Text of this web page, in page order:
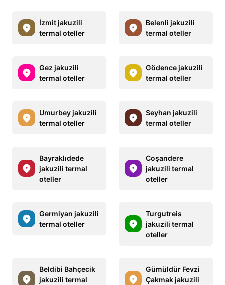
İzmit jakuzili
termal oteller
Belenli jakuzili
termal oteller
Gez jakuzili
termal oteller
Gödence jakuzili
termal oteller
Umurbey jakuzili
termal oteller
Seyhan jakuzili
termal oteller
Bayraklıdede
jakuzili termal
oteller
Coşandere
jakuzili termal
oteller
Germiyan jakuzili
termal oteller
Turgutreis
jakuzili termal
oteller
Beldibi Bahçecik
jakuzili termal
Gümüldür Fevzi
Çakmak jakuzili